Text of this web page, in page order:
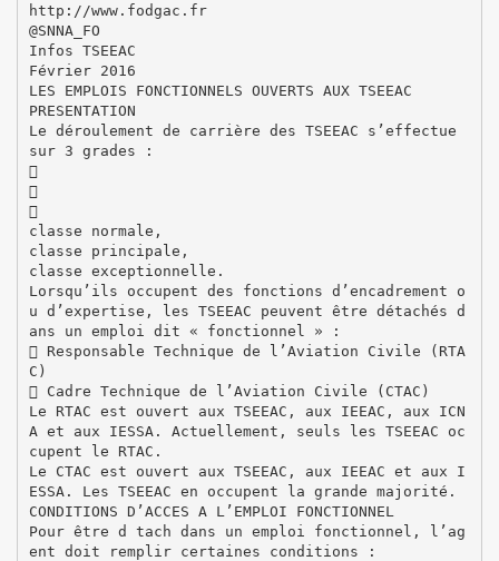
http://www.fodgac.fr
@SNNA_FO
Infos TSEEAC
Février 2016
LES EMPLOIS FONCTIONNELS OUVERTS AUX TSEEAC
PRESENTATION
Le déroulement de carrière des TSEEAC s’effectue
sur 3 grades :



classe normale,
classe principale,
classe exceptionnelle.
Lorsqu’ils occupent des fonctions d’encadrement o
u d’expertise, les TSEEAC peuvent être détachés d
ans un emploi dit « fonctionnel » :
 Responsable Technique de l’Aviation Civile (RTA
C)
 Cadre Technique de l’Aviation Civile (CTAC)
Le RTAC est ouvert aux TSEEAC, aux IEEAC, aux ICN
A et aux IESSA. Actuellement, seuls les TSEEAC oc
cupent le RTAC.
Le CTAC est ouvert aux TSEEAC, aux IEEAC et aux I
ESSA. Les TSEEAC en occupent la grande majorité.
CONDITIONS D’ACCES A L’EMPLOI FONCTIONNEL
Pour être d tach dans un emploi fonctionnel, l’ag
ent doit remplir certaines conditions :